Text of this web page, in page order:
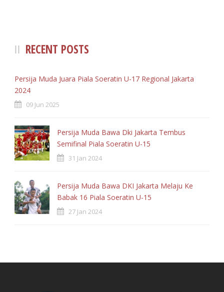
RECENT POSTS
Persija Muda Juara Piala Soeratin U-17 Regional Jakarta
2024
09 Jun 2025
Persija Muda Bawa Dki Jakarta Tembus
Semifinal Piala Soeratin U-15
31 Jan 2024
Persija Muda Bawa DKI Jakarta Melaju Ke
Babak 16 Piala Soeratin U-15
27 Jan 2024